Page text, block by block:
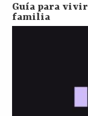
Guía para vivir
familia